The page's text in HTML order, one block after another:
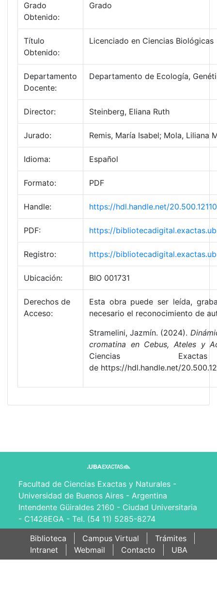
Grado
Obtenido:
Grado
Título
Obtenido:
Licenciado en Ciencias Biológicas
Departamento
Docente:
Departamento de Ecología,
Director: Steinberg, Eliana Ruth
Jurado: Remis, María Isabel; Mola, Liliana
Idioma: Español
Formato: PDF
Handle: https://hdl.handle.net/
PDF: https://
Registro: https://
Ubicación: BIO 001731
Derechos de
Acceso:
Esta obra puede ser leída,
necesario el reconocimiento de
Stramelini, Jazmín. (2024).
cromatina en Cebus, Ateles y
Ciencias
de https://hdl.handle.net/
Facultad de Ciencias Exactas y Naturales -
Universidad de Buenos Aires - Argentina
Intendente Güiraldes 2160 - Ciudad Universitaria
- C1428EGA - Tel. (54 11) 5285-8274
Biblioteca
Campus Virtual
Trámites
Intranet
Webmail Contacto UBA